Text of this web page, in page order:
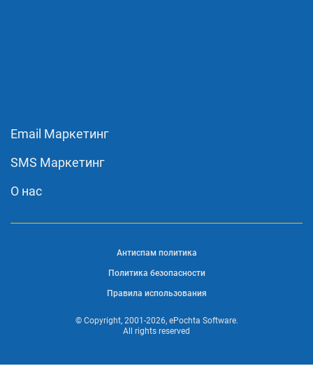
Email Маркетинг
SMS Маркетинг
О нас
© Copyright, 2001-2026, ePochta Software.
All rights reserved
Антиспам политика
Политика безопасности
Правила использования